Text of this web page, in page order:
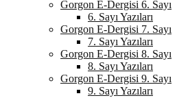
Gorgon E-Dergisi 6. Sayı
6. Sayı Yazıları
Gorgon E-Dergisi 7. Sayı
7. Sayı Yazıları
Gorgon E-Dergisi 8. Sayı
8. Sayı Yazıları
Gorgon E-Dergisi 9. Sayı
9. Sayı Yazıları